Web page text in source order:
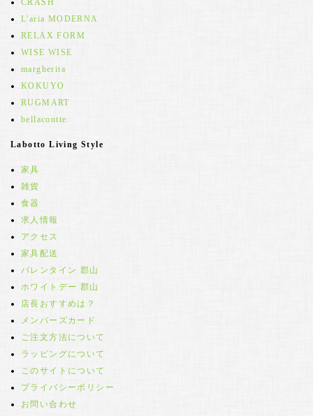
CRASH
L'aria MODERNA
RELAX FORM
WISE WISE
margherita
KOKUYO
RUGMART
bellacontte
Labotto Living Style
家具
雑貨
食器
求人情報
アクセス
家具配送
バレンタイン 郡山
ホワイトデー 郡山
店長おすすめは？
メンバーズカード
ご注文方法について
ラッピングについて
このサイトについて
プライバシーポリシー
お問い合わせ